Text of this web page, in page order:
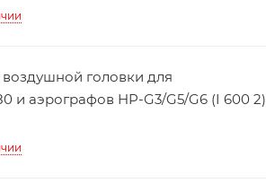
головки для
и аэрографов HP-G3/G5/G6 (I 600 2)